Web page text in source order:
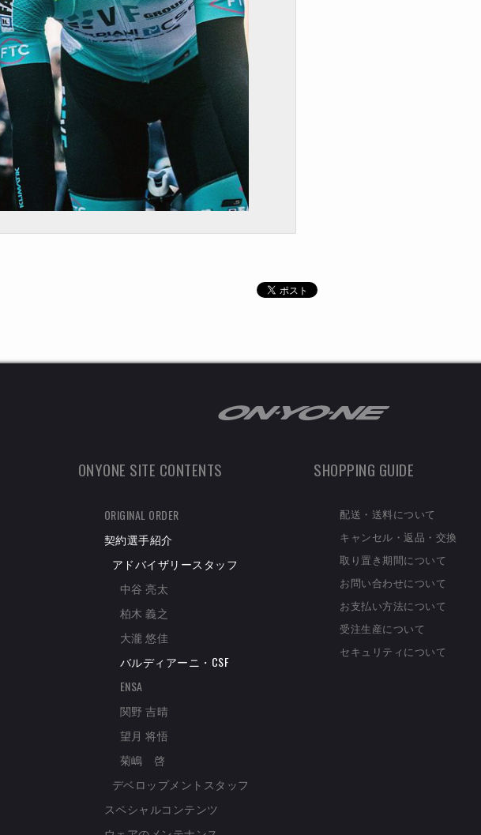
ONYONE SITE CONTENTS
ORIGINAL ORDER
契約選手紹介
アドバイザリースタッフ
中谷 亮太
柏木 義之
大瀧 悠佳
バルディアーニ・CSF
ENSA
関野 吉晴
望月 将悟
菊嶋 啓
デベロップメントスタッフ
スペシャルコンテンツ
SHOPPING GUIDE
配送・送料について
キャンセル・返品・交換
取り置き期間について
お問い合わせについて
お支払い方法について
受注生産について
セキュリティについて